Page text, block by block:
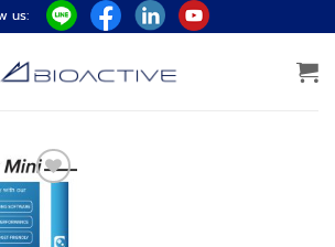
us:
Add to
wishlist